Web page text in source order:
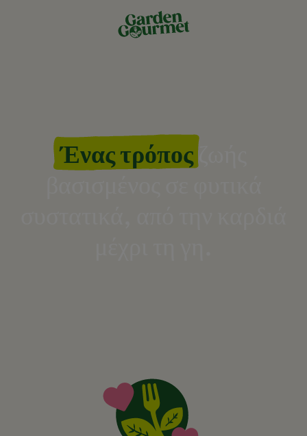
Ένας τρόποςζωής
βασισμένος σε φυτικά